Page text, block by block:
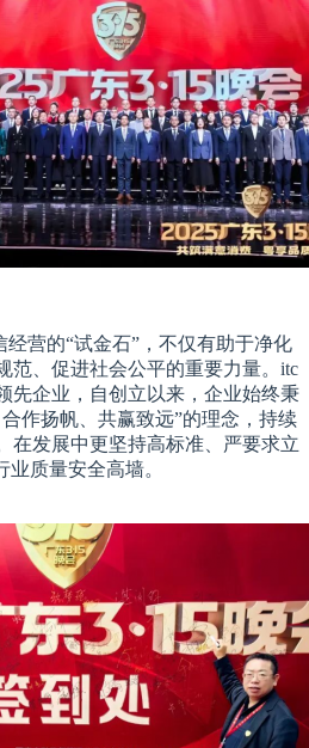
经营的“试金石”，不仅有助于净化
范、促进社会公平的重要力量。itc
先企业，自创立以来，企业始终秉
作扬帆、共赢致远”的理念，持续
在发展中更坚持高标准、严要求立
业质量安全高墙。